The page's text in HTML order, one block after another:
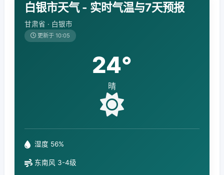
白银市天气 - 实时气温与7天预报
甘肃省 · 白银市
更新于 10:05
24°
晴
湿度 56%
东南风 3-4级